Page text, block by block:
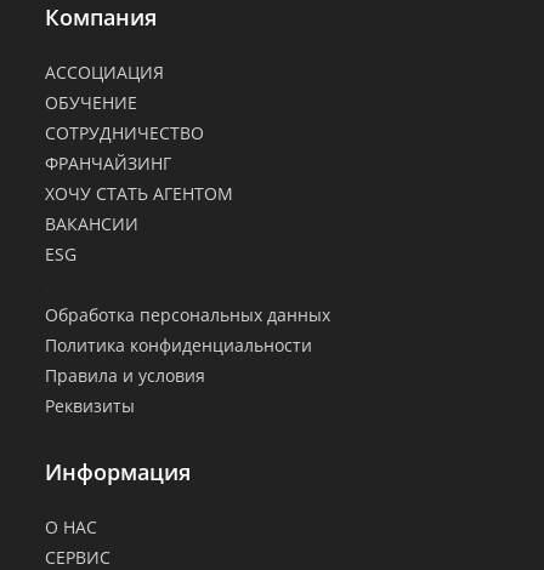
Компания
АССОЦИАЦИЯ
ОБУЧЕНИЕ
СОТРУДНИЧЕСТВО
ФРАНЧАЙЗИНГ
ХОЧУ СТАТЬ АГЕНТОМ
ВАКАНСИИ
ESG
Обработка персональных данных
Политика конфиденциальности
Правила и условия
Реквизиты
Информация
О НАС
СЕРВИС